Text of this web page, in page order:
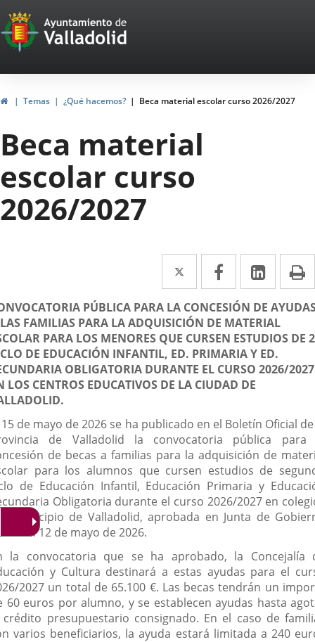
Portal
Web
del
Ayuntamiento
de
Valladolid
InicioTemas ¿Qué hacemos? Beca material escolar curso 2026/2027
Beca material
escolar curso
2026/2027
Twitter
Enlace
a
una
aplicación
externa.
Facebook
Enlace
a
una
aplicación
externa.
Enlace
a
una
PÚBLICA PARA LA CONCESIÓN DE
FAMILIAS PARA LA ADQUISICIÓN DE MATERIAL
PARA LOS MENORES QUE CURSEN ESTUDIOS DE
DE EDUCACIÓN INFANTIL, ED. PRIMARIA Y ED.
OBLIGATORIA DURANTE EL CURSO 2026/2027
LOS CENTROS EDUCATIVOS DE LA CIUDAD DE
15 de mayo de 2026 se ha publicado en el Boletín Oficial
de Valladolid la convocatoria pública para
de becas a familias para la adquisición de
para los alumnos que cursen estudios de
de Educación Infantil, Educación Primaria y
Obligatoria durante el curso 2026/2027 en
municipio de Valladolid, aprobada en Junta de
del 12 de mayo de 2026.
la convocatoria que se ha aprobado, la Concejalía
y Cultura destinará a estas ayudas para el
2027 un total de 65.100 €. Las becas tendrán un
60 euros por alumno, y se establecen ayudas hasta
crédito presupuestario consignado. En el caso de
varios beneficiarios, la ayuda estará limitada a 240